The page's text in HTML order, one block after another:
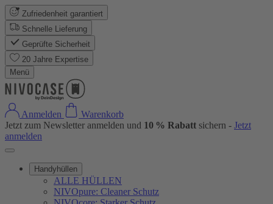
Zufriedenheit garantiert
Schnelle Lieferung
Geprüfte Sicherheit
20 Jahre Expertise
Menü
Anmelden
Warenkorb
Jetzt zum Newsletter anmelden und 10 % Rabatt sichern - Jetzt
anmelden
Handyhüllen
ALLE HÜLLEN
NIVOpure: Cleaner Schutz